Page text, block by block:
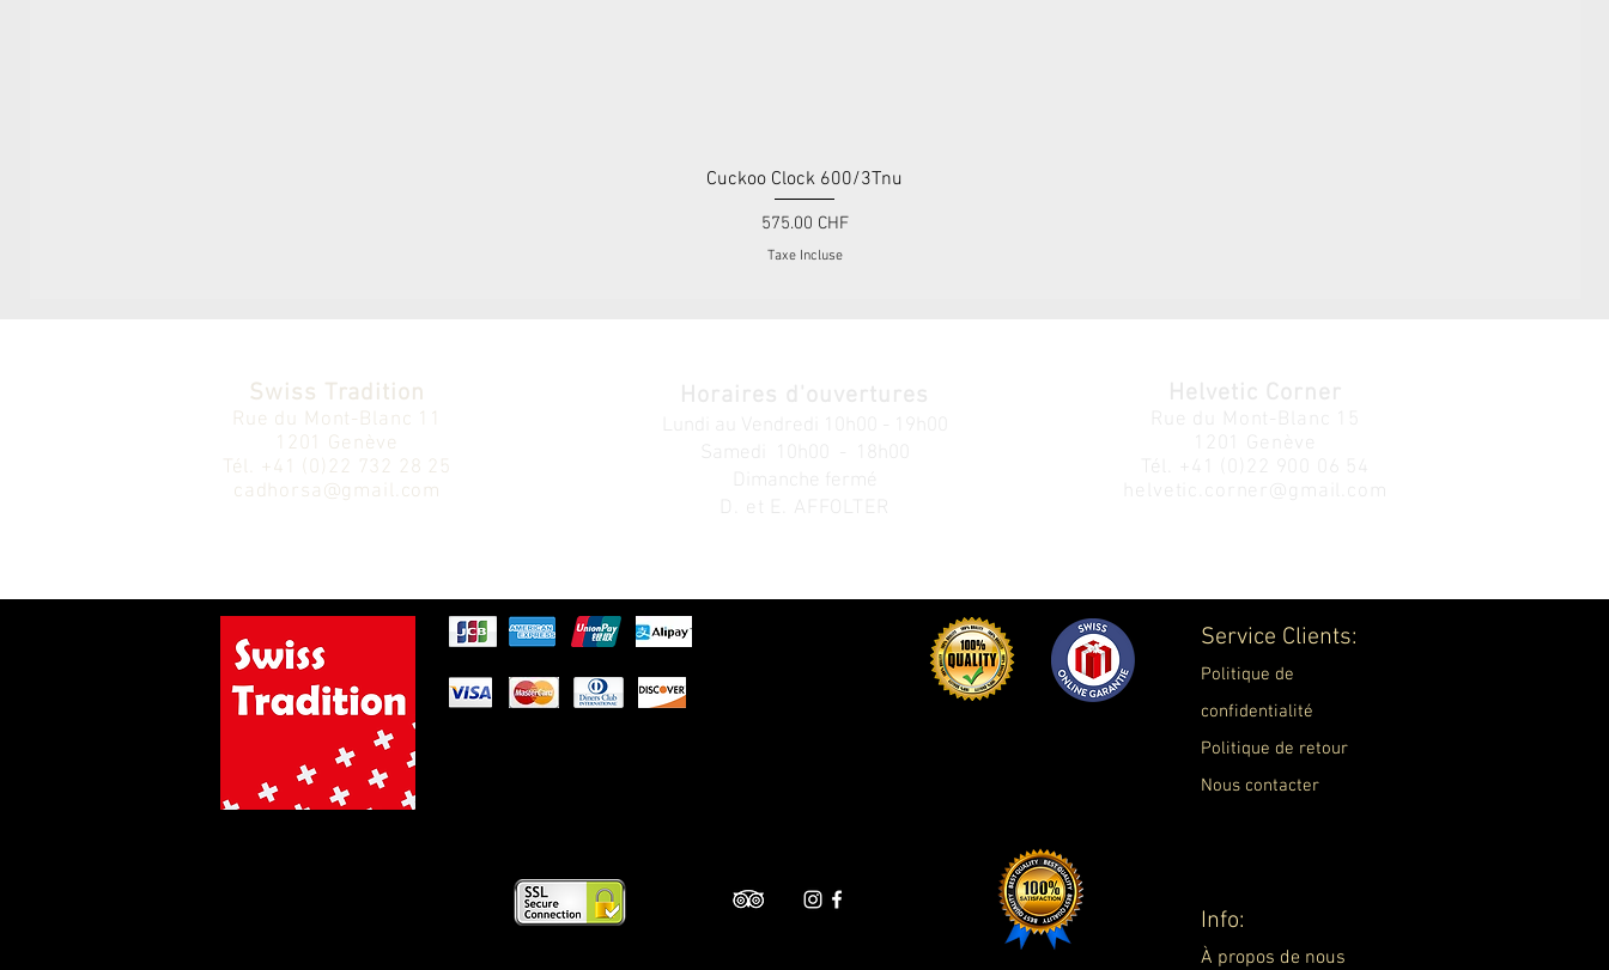
Aperçu rapide
Cuckoo Clock 600/3Tnu
Prix
575.00 CHF
Taxe Incluse
Swiss Tradition
Rue du Mont-Blanc 11
1201 Genève
Tél.
+41 (0)22 732 28 25
cadhorsa@gmail.com
Service Clients:
Politique de
confidentialité
Politique de retour
Nous contacter
Info:
À propos de nous